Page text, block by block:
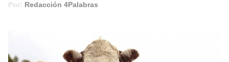
Por: Redacción 4Palabras